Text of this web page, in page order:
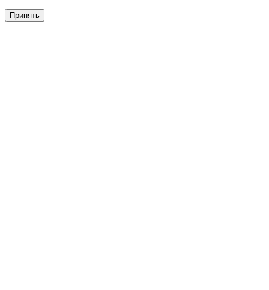
Принять